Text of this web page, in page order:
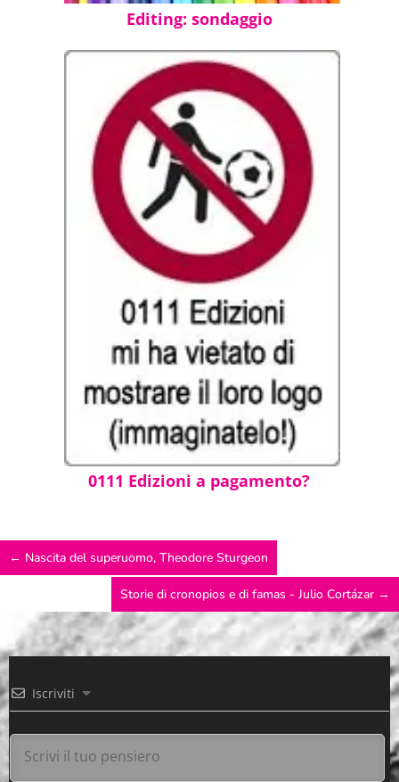
Editing: sondaggio
0111 Edizioni a pagamento?
← Nascita del superuomo, Theodore Sturgeon
Storie di cronopios e di famas - Julio Cortázar →
Iscriviti